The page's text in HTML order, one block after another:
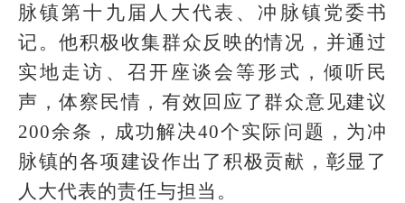
脉镇第十九届人大代表、冲脉镇党委书
记。他积极收集群众反映的情况，并通过
实地走访、召开座谈会等形式，倾听民
声，体察民情，有效回应了群众意见建议
200余条，成功解决40个实际问题，为冲
脉镇的各项建设作出了积极贡献，彰显了
人大代表的责任与担当。